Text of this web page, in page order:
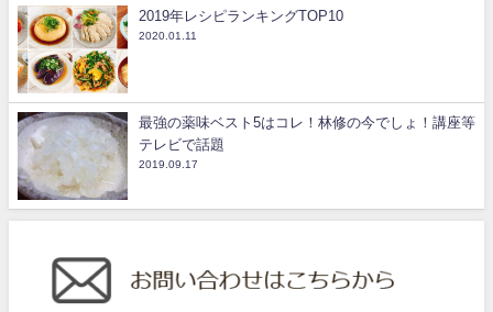
2019年レシピランキングTOP10
2020.01.11
最強の薬味ベスト5はコレ！林修の今でしょ！講座等
テレビで話題
2019.09.17